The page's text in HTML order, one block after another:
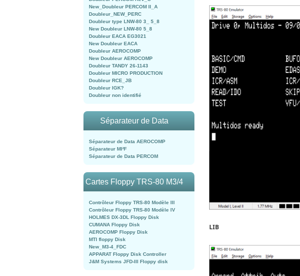
New_Doubleur PERCOM II_A
Doubleur_NEW_PERC
Doubleur type LNW-80 3_ 5_8
New Doubleur LNW-80 5_8
Doubleur EACA EG3021
New Doubleur EACA
Doubleur AEROCOMP
New Doubleur AEROCOMP
Doubleur TANDY 26-1143
Doubleur MICRO PRODUCTION
Doubleur RCE_JB
Doubleur IGK?
Doubleur non identifié
Séparateur de Data
Séparateur de Data AEROCOMP
Séparateur MI²F
Séparateur de Data PERCOM
Cartes Floppy TRS-80 M3/4
Contrôleur Floppy TRS-80 Modèle III
Contrôleur Floppy TRS-80 Modèle IV
HOLMES DX-3DL Floppy Disk
CUMANA Floppy Disk
AEROCOMP Floppy Disk
MTI floppy Disk
New_M3-4_FDC
APPARAT Floppy Disk Controller
J&M Systems JFD-III Floppy disk
LIB